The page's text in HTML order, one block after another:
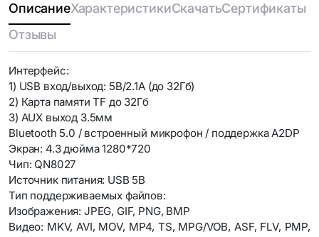
ОписаниеХарактеристикиСкачатьСертификаты
Отзывы
Интерфейс:
1) USB вход/выход: 5В/2.1А (до 32Гб)
2) Карта памяти TF до 32Гб
3) AUX выход 3.5мм
Bluetooth 5.0 / встроенный микрофон / поддержка A2DP
Экран: 4.3 дюйма 1280*720
Чип: QN8027
Источник питания: USB 5В
Тип поддерживаемых файлов:
Изображения: JPEG, GIF, PNG, BMP
Видео: MKV, AVI, MOV, MP4, TS, MPG/VOB, ASF, FLV, PMP,